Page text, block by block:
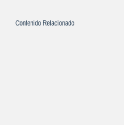
Contenido Relacionado